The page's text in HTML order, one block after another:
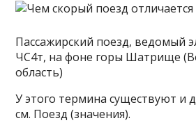
Пассажирский поезд, ведомый
ЧС4т, на фоне горы Шатрище
область)
У этого термина существуют и
см. Поезд (значения).